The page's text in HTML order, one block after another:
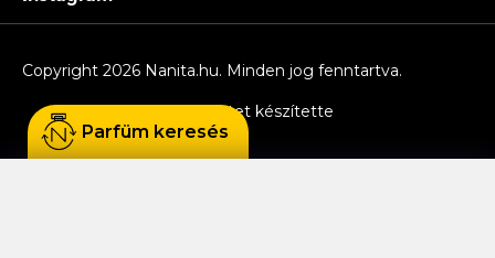
Shoptet készítette
Copyright 2026 Nanita.hu. Minden jog fenntartva.
Parfüm keresés